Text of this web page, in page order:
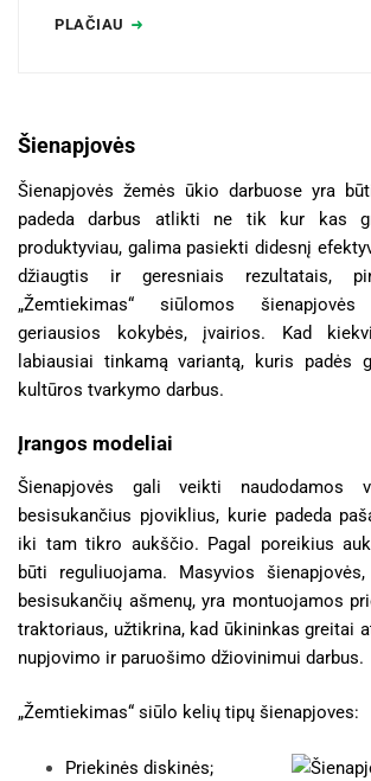
PLAČIAU
Šienapjovės
Šienapjovės žemės ūkio darbuose yra
padeda darbus atlikti ne tik kur kas
produktyviau, galima pasiekti didesnį
džiaugtis ir geresniais rezultatais,
„Žemtiekimas“ siūlomos
geriausios kokybės, įvairios. Kad
labiausiai tinkamą variantą, kuris padės
kultūros tvarkymo darbus.
Įrangos modeliai
Šienapjovės gali veikti naudodamos
besisukančius pjoviklius, kurie padeda
iki tam tikro aukščio. Pagal poreikius
būti reguliuojama. Masyvios
besisukančių ašmenų, yra montuojamos
traktoriaus, užtikrina, kad ūkininkas greitai
nupjovimo ir paruošimo džiovinimui darbus.
„Žemtiekimas“ siūlo kelių tipų šienapjoves:
Priekinės diskinės;